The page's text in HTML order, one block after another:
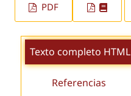
PDF
Texto completo HTML
Referencias